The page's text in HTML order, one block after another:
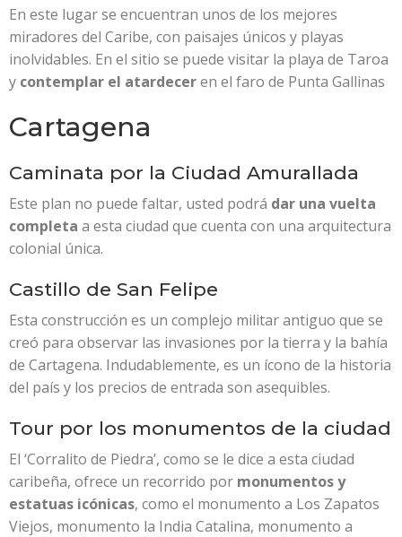
En este lugar se encuentran unos de los mejores
miradores del Caribe, con paisajes únicos y playas
inolvidables. En el sitio se puede visitar la playa de Taroa
y contemplar el atardeceren el faro de Punta Gallinas
Cartagena
Caminata por la Ciudad Amurallada
Este plan no puede faltar, usted podrá dar una vuelta
completa a esta ciudad que cuenta con una arquitectura
colonial única.
Castillo de San Felipe
Esta construcción es un complejo militar antiguo que se
creó para observar las invasiones por la tierra y la bahía
de Cartagena. Indudablemente, es un ícono de la historia
del país y los precios de entrada son asequibles.
Tour por los monumentos de la ciudad
El ‘Corralito de Piedra’, como se le dice a esta ciudad
caribeña, ofrece un recorrido por monumentos y
estatuas icónicas, como el monumento a Los Zapatos
Viejos, monumento la India Catalina, monumento a